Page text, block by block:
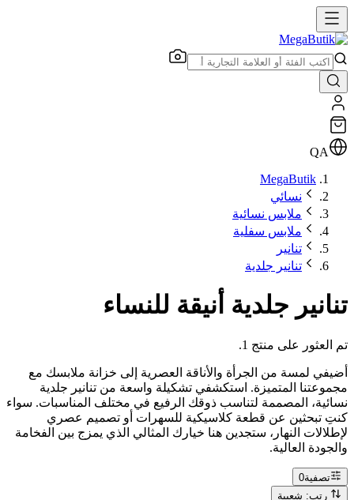
QA
MegaButik
نسائي
ملابس نسائية
ملابس سفلية
تنانير
تنانير جلدية
تنانير جلدية أنيقة للنساء
تم العثور على منتج 1.
أضيفي لمسة من الجرأة والأناقة العصرية إلى خزانة ملابسك مع
مجموعتنا المتميزة. استكشفي تشكيلة واسعة من تنانير جلدية
نسائية، المصممة لتناسب ذوقك الرفيع في مختلف المناسبات. سواء
كنتِ تبحثين عن قطعة كلاسيكية للسهرات أو تصميم عصري
لإطلالات النهار، ستجدين هنا خيارك المثالي الذي يمزج بين الفخامة
والجودة العالية.
تصفية0
رتب: شعبية